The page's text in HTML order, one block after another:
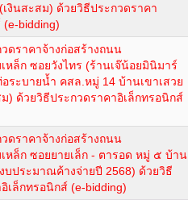
งินสะสม) ด้วยวิธีประกวดราคา
bidding)
ดราคาจ้างก่อสร้างถนน
หล็ก ซอยวังไทร (ร้านเจ๊น้อยมินิมาร์
ระบายน้ำ คสล.หมู่ 14 บ้านเขาเสวย
) ด้วยวิธีประกวดราคาอิเล็กทรอนิกส์
ดราคาจ้างก่อสร้างถนน
หล็ก ซอยยายเล็ก - ตารอด หมู่ ๕ บ้าน
บประมาณค้างจ่ายปี 2568) ด้วยวิธี
เล็กทรอนิกส์ (e-bidding)